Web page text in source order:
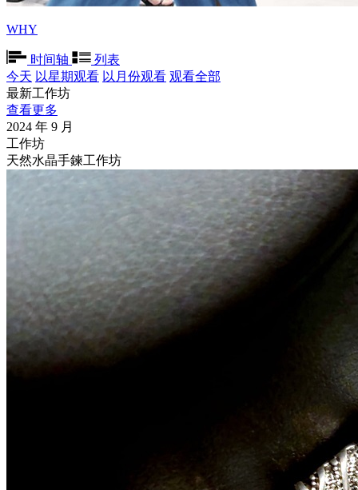
WHY
时间轴
列表
今天 以星期观看 以月份观看 观看全部
最新工作坊
查看更多
2024 年 9 月
工作坊
天然水晶手鍊工作坊